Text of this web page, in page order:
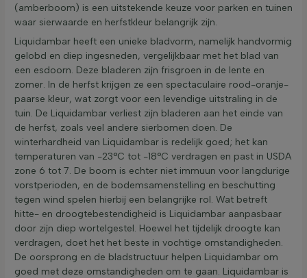
(amberboom) is een uitstekende keuze voor parken en tuinen
waar sierwaarde en herfstkleur belangrijk zijn.
Liquidambar heeft een unieke bladvorm, namelijk handvormig
gelobd en diep ingesneden, vergelijkbaar met het blad van
een esdoorn. Deze bladeren zijn frisgroen in de lente en
zomer. In de herfst krijgen ze een spectaculaire rood-oranje-
paarse kleur, wat zorgt voor een levendige uitstraling in de
tuin. De Liquidambar verliest zijn bladeren aan het einde van
de herfst, zoals veel andere sierbomen doen. De
winterhardheid van Liquidambar is redelijk goed; het kan
temperaturen van -23°C tot -18°C verdragen en past in USDA
zone 6 tot 7. De boom is echter niet immuun voor langdurige
vorstperioden, en de bodemsamenstelling en beschutting
tegen wind spelen hierbij een belangrijke rol. Wat betreft
hitte- en droogtebestendigheid is Liquidambar aanpasbaar
door zijn diep wortelgestel. Hoewel het tijdelijk droogte kan
verdragen, doet het het beste in vochtige omstandigheden.
De oorsprong en de bladstructuur helpen Liquidambar om
goed met deze omstandigheden om te gaan. Liquidambar is